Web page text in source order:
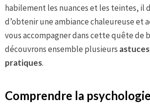
habilement les nuances et les teintes, il
d’obtenir une ambiance chaleureuse et
vous accompagner dans cette quête de
découvrons ensemble plusieurs
pratiques.
Comprendre la